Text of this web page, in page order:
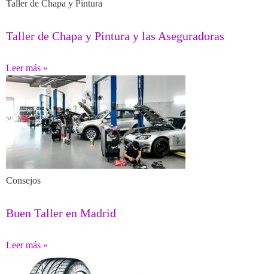
Taller de Chapa y Pintura
Taller de Chapa y Pintura y las Aseguradoras
Leer más »
Consejos
Buen Taller en Madrid
Leer más »